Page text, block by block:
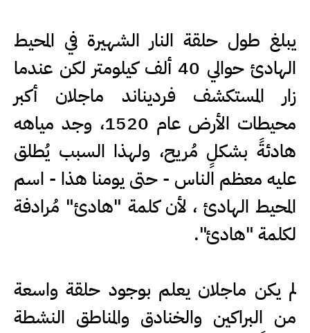
يبلغ طول حلقة النار الشهيرة في المحيط
الهادئ حوالي 40 ألف كيلومتر لكن عندما
زار المستكشف فرديناند ماجلان أكبر
محيطات الأرض عام 1520، وجد مياهه
هادئةً بشكلٍ مُريح، ولهذا السبب يُطلق
عليه معظم الناس - حتى يومنا هذا - اسم
المحيط الهادئ ، لأن كلمة "هادئ" مُرادفة
لكلمة "هادئ".
لم يكن ماجلان يعلم بوجود حلقة واسعة
من البراكين والخنادق والمناطق النشطة